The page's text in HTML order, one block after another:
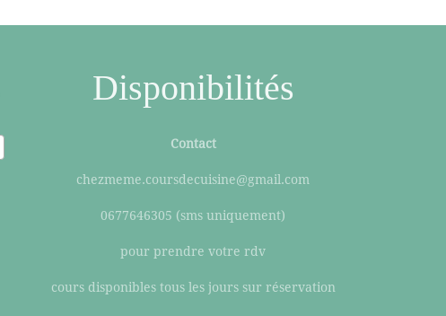
Disponibilités
Contact
chezmeme.coursdecuisine@gmail.com
0677646305 (sms uniquement)
pour prendre votre rdv
cours disponibles tous les jours sur réservation